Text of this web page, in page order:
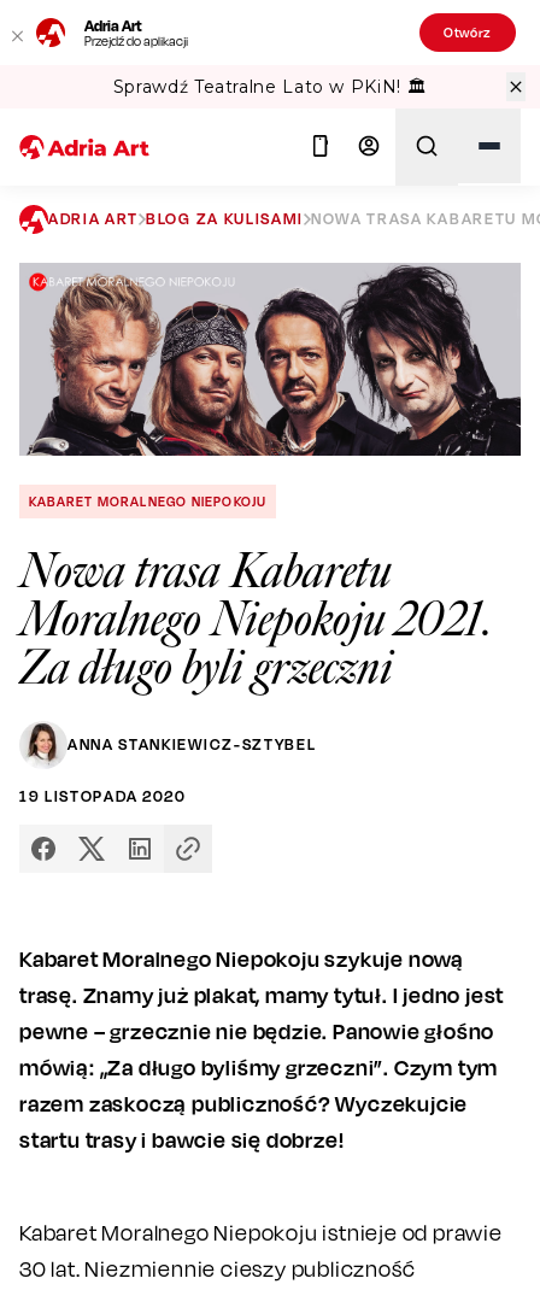
Adria Art
Przejdź do aplikacji Otwórz
Sprawdź Teatralne Lato w PKiN! 🏛️
ADRIA ART BLOG ZA KULISAMI NOWA TRASA KABARETU
KABARET MORALNEGO NIEPOKOJU
Nowa trasa Kabaretu
Moralnego Niepokoju 2021.
Za długo byli grzeczni
ANNA STANKIEWICZ-SZTYBEL
19 LISTOPADA 2020
Kabaret Moralnego Niepokoju szykuje nową
trasę. Znamy już plakat, mamy tytuł. I jedno jest
pewne – grzecznie nie będzie. Panowie głośno
mówią: „Za długo byliśmy grzeczni”. Czym tym
razem zaskoczą publiczność? Wyczekujcie
startu trasy i bawcie się dobrze!
Kabaret Moralnego Niepokoju istnieje od prawie
30 lat. Niezmiennie cieszy publiczność